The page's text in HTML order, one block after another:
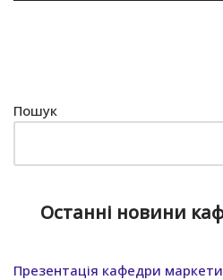
Пошук
Останні новини
Презентація кафедри